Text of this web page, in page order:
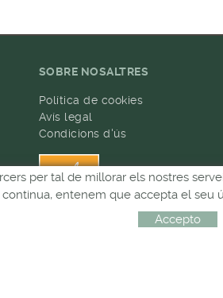
SOBRE NOSALTRES
Política de cookies
Avís legal
Condicions d'ús
per tal de millorar els nostres
entenem que accepta el
Accepto